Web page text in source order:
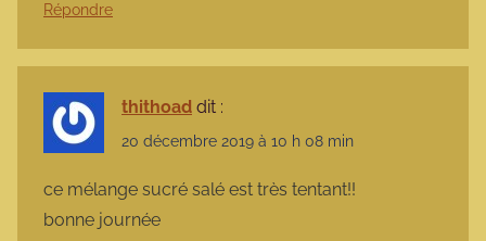
Répondre
thithoad dit :
20 décembre 2019 à 10 h 08 min
ce mélange sucré salé est très tentant!!
bonne journée